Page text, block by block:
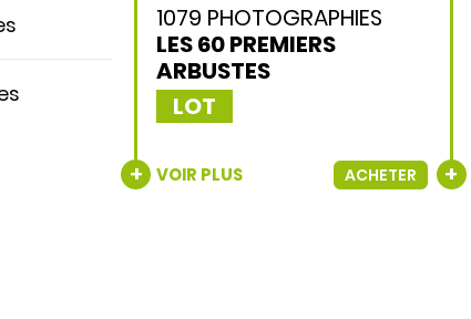
1079 PHOTOGRAPHIES
LES 60 PREMIERS
ARBUSTES
LOT
VOIR PLUS ACHETER